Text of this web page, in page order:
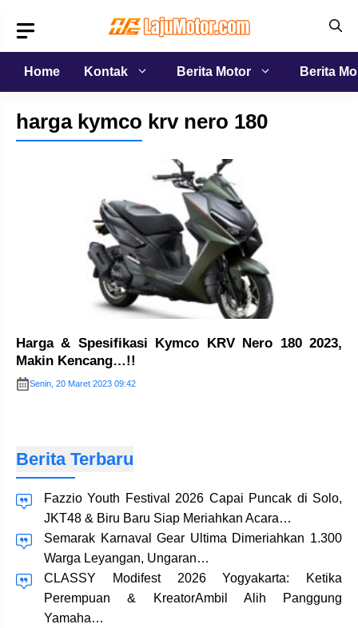
isi
Home
Kontak Berita Motor Berita
harga kymco krv nero 180
Harga & Spesifikasi Kymco KRV Nero 180 2023,
Makin Kencang…!!
Senin, 20 Maret 2023 09:42
Berita Terbaru
Fazzio Youth Festival 2026 Capai Puncak di Solo,
JKT48 & Biru Baru Siap Meriahkan Acara…
Semarak Karnaval Gear Ultima Dimeriahkan 1.300
Warga Leyangan, Ungaran…
CLASSY Modifest 2026 Yogyakarta: Ketika
Perempuan & KreatorAmbil Alih Panggung
Yamaha…